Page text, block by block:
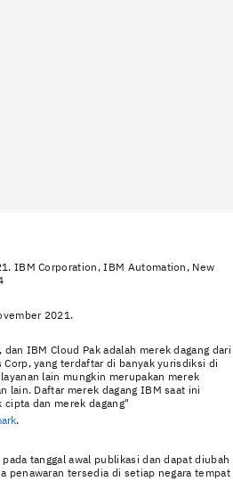
IBM Corporation, IBM Automation, New
2021.
IBM Cloud Pak adalah merek dagang dari
yang terdaftar di banyak yurisdiksi di
lain mungkin merupakan merek
lain. Daftar merek dagang IBM saat ini
dan merek dagang"
.
tanggal awal publikasi dan dapat diubah
penawaran tersedia di setiap negara tempat